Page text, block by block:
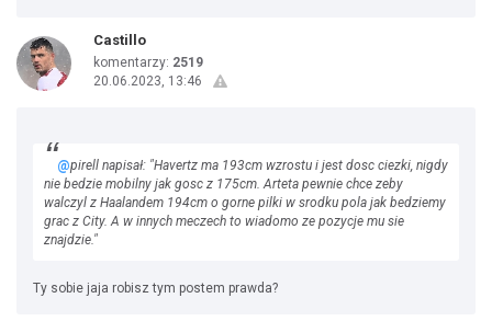
Castillo
komentarzy: 2519
20.06.2023, 13:46
@pirell napisał: "Havertz ma 193cm wzrostu i jest dosc ciezki, nigdy
nie bedzie mobilny jak gosc z 175cm. Arteta pewnie chce zeby
walczyl z Haalandem 194cm o gorne pilki w srodku pola jak bedziemy
grac z City. A w innych meczech to wiadomo ze pozycje mu sie
znajdzie."
Ty sobie jaja robisz tym postem prawda?